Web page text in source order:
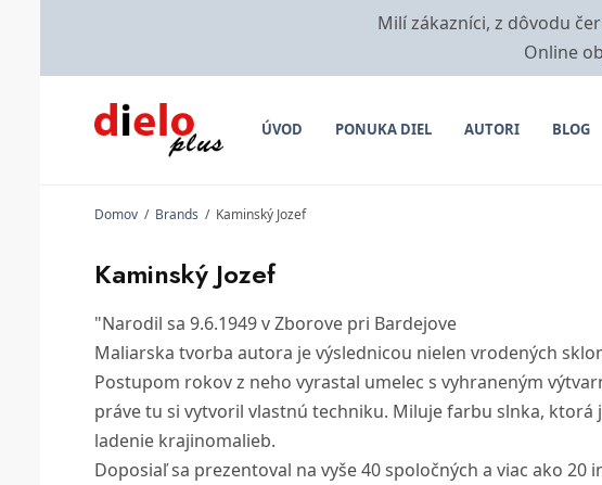
Milí zákazníci, z dôvodu
Online
ÚVOD PONUKA DIEL AUTORI BLOG
Domov / Brands / Kaminský Jozef
Kaminský Jozef
"Narodil sa 9.6.1949 v Zborove pri Bardejove
Maliarska tvorba autora je výslednicou nielen vrodených
Postupom rokov z neho vyrastal umelec s vyhraneným
práve tu si vytvoril vlastnú techniku. Miluje farbu slnka,
ladenie krajinomalieb.
Doposiaľ sa prezentoval na vyše 40 spoločných a viac ako